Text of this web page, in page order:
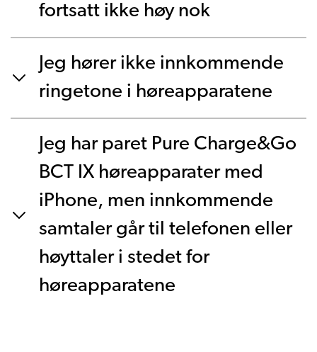
fortsatt ikke høy nok
Jeg hører ikke innkommende
ringetone i høreapparatene
Jeg har paret Pure Charge&Go
BCT IX høreapparater med
iPhone, men innkommende
samtaler går til telefonen eller
høyttaler i stedet for
høreapparatene